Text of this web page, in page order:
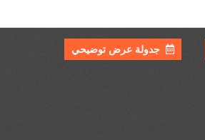
جدولة عرض توضيحي